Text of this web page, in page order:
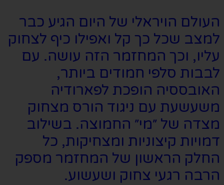
העולם הויראלי של היום הגיע כבר
למצב שכל כך קל ואפילו כיף לצחוק
עליו, וכך המחזמר הזה עושה. עם
לבבות סלפי חמודים ביותר,
האובססיה הופכת לפארודיה
משעשעת עם ניגוד הורס מצחוק
מצדה של ״מי״ החמוצה. בשילוב
דמויות קיצוניות ומצחיקות, כל
החלק הראשון של המחזמר מספק
הרבה רגעי צחוק ושעשוע.